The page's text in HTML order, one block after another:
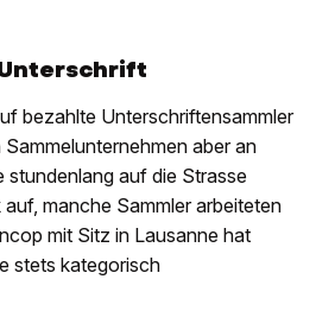
bezahlte Unterschriftensammler
aber an
stundenlang auf die Strasse
manche Sammler arbeiteten
mit Sitz in Lausanne hat
stets kategorisch